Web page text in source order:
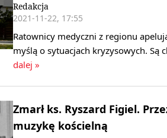
Redakcja
2021-11-22, 17:55
Ratownicy medyczni z regionu
myślą o sytuacjach kryzysowych.
dalej »
Zmarł ks. Ryszard Figiel.
muzykę kościelną